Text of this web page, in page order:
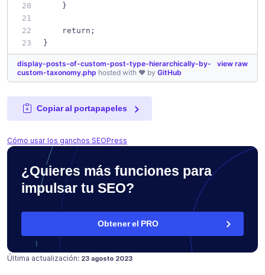
    }
    return;
}
view raw
display-posts-of-custom-post-type-hierarchically-by-
custom-taxonomy.php hosted with ❤ by GitHub
Copiar al portapapeles
Cómo usar los ganchos SEOPress
¿Quieres más funciones para
impulsar tu SEO?
Obtener el PRO
Última actualización: Publicado en
23 agosto 2023